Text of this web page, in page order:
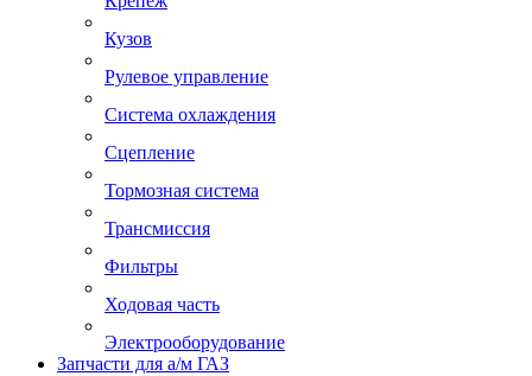
Кузов
Рулевое управление
Система охлаждения
Сцепление
Тормозная система
Трансмиссия
Фильтры
Ходовая часть
Электрооборудование
Запчасти для а/м ГАЗ